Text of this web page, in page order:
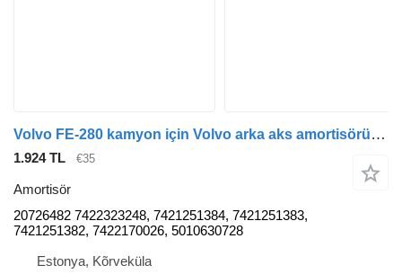
Volvo FE-280 kamyon için Volvo arka aks amortisörü 20726482
1.924 TL €35
Amortisör
20726482 7422323248, 7421251384, 7421251383,
7421251382, 7422170026, 5010630728
Estonya, Kõrveküla